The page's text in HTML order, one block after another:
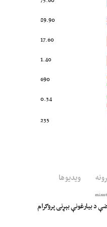
89.90
17.60
1.40
690
0.34
235
ویدیوها
د بیارغونې بېړنی پروګرام